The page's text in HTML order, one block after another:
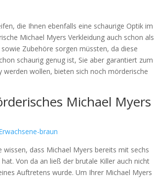
die Ihnen ebenfalls eine schaurige Optik im
Michael Myers Verkleidung auch schon als
Zubehöre sorgen müssten, da diese
schaurig genug ist, Sie aber garantiert zum
wollen, bieten sich noch mörderische
Michael Myers
wissen, dass Michael Myers bereits mit sechs
Von da an ließ der brutale Killer auch nicht
Auftretens wurde. Um Ihrer Michael Myers